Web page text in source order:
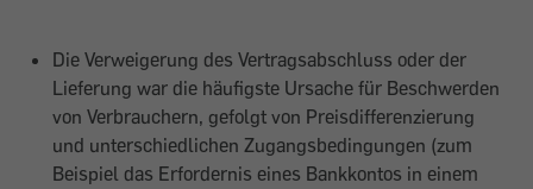
Die Verweigerung des Vertragsabschluss oder der
Lieferung war die häufigste Ursache für Beschwerden
von Verbrauchern, gefolgt von Preisdifferenzierung
und unterschiedlichen Zugangsbedingungen (zum
Beispiel das Erfordernis eines Bankkontos in einem